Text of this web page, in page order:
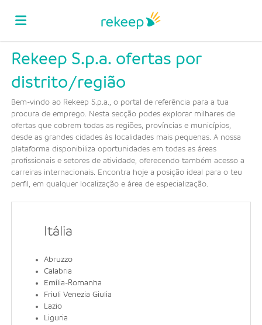
Página
inicial
Ofertas
de
emprego
Regista-
te
Iniciar
EN
FR
Rekeep S.p.a. ofertas por
distrito/região
Bem-vindo ao Rekeep S.p.a., o portal de referência para a tua
procura de emprego. Nesta secção podes explorar milhares de
ofertas que cobrem todas as regiões, províncias e municípios,
desde as grandes cidades às localidades mais pequenas. A nossa
plataforma disponibiliza oportunidades em todas as áreas
profissionais e setores de atividade, oferecendo também acesso a
carreiras internacionais. Encontra hoje a posição ideal para o teu
perfil, em qualquer localização e área de especialização.
Itália
Abruzzo
Calabria
Emília-Romanha
Friuli Venezia Giulia
Lazio
Liguria